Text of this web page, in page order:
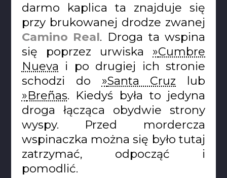
darmo kaplica ta znajduje się
przy brukowanej drodze zwanej
Camino Real. Droga ta wspina
się poprzez urwiska
Cumbre
Nueva i po drugiej ich stronie
schodzi do
Santa Cruz lub
Breñas. Kiedyś była to jedyna
droga łącząca obydwie strony
wyspy. Przed mordercza
wspinaczka można się było tutaj
zatrzymać, odpocząć i
pomodlić.